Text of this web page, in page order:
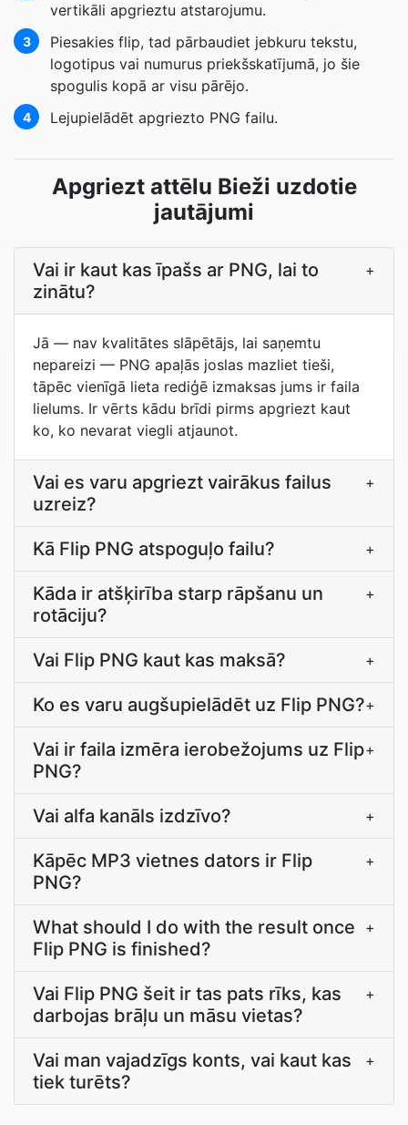
vertikāli apgrieztu atstarojumu.
3
Piesakies flip, tad pārbaudiet jebkuru tekstu,
logotipus vai numurus priekšskatījumā, jo šie
spogulis kopā ar visu pārējo.
4 Lejupielādēt apgriezto PNG failu.
Apgriezt attēlu Bieži uzdotie
jautājumi
Vai ir kaut kas īpašs ar PNG, lai to
zinātu?
+
Jā — nav kvalitātes slāpētājs, lai saņemtu
nepareizi — PNG apaļās joslas mazliet tieši,
tāpēc vienīgā lieta rediģē izmaksas jums ir faila
lielums. Ir vērts kādu brīdi pirms apgriezt kaut
ko, ko nevarat viegli atjaunot.
Vai es varu apgriezt vairākus failus
uzreiz?
+
Kā Flip PNG atspoguļo failu? +
Kāda ir atšķirība starp rāpšanu un
rotāciju?
+
Vai Flip PNG kaut kas maksā? +
Ko es varu augšupielādēt uz Flip PNG?+
Vai ir faila izmēra ierobežojums uz Flip
PNG?
+
Vai alfa kanāls izdzīvo? +
Kāpēc MP3 vietnes dators ir Flip
PNG?
+
What should I do with the result once
Flip PNG is finished?
+
Vai Flip PNG šeit ir tas pats rīks, kas
darbojas brāļu un māsu vietas?
+
Vai man vajadzīgs konts, vai kaut kas
tiek turēts?
+